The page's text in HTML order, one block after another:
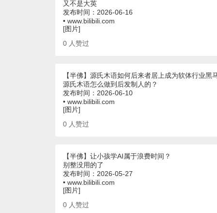
又不是大英
发布时间：2026-06-16
• www.bilibili.com
[图片]
0 人赞过
【半佛】源氏木语如何后来者居上成为软体行业黑
源氏木语怎么做到后发制人的？
发布时间：2026-06-10
• www.bilibili.com
[图片]
0 人赞过
【半佛】让小孩学AI属于浪费时间？
别整没用的了
发布时间：2026-05-27
• www.bilibili.com
[图片]
0 人赞过